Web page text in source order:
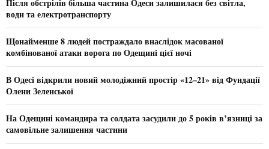
r
Після обстрілів більша частина Одеси залишилася без світла,
води та електротранспорту
Щонайменше 8 людей постраждало внаслідок масованої
комбінованої атаки ворога по Одещині цієї ночі
В Одесі відкрили новий молодіжний простір «12–21» від Фундації
Олени Зеленської
На Одещині командира та солдата засудили до 5 років в’язниці за
самовільне залишення частини